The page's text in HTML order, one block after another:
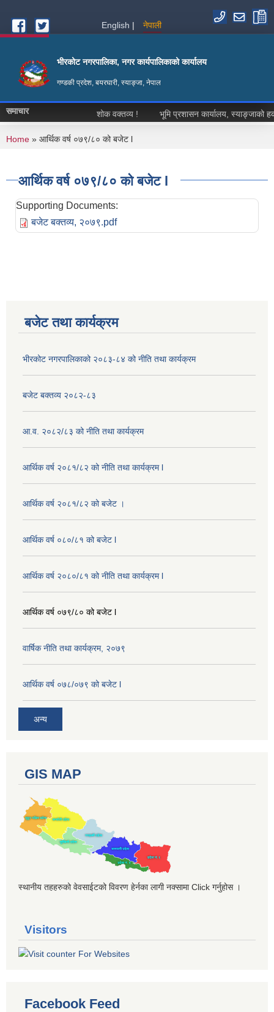
English
नेपाली
भीरकोट नगरपालिका, नगर कार्यपालिकाको कार्यालय
गण्डकी प्रदेश, बयरघारी, स्याङ्जा, नेपाल
समाचार शोक वक्तव्य ! भूमि प्रशासन कार्यालय, स्याङ्जाको
You are here
Home » आर्थिक वर्ष ०७९/८० को बजेट l
आर्थिक वर्ष ०७९/८० को बजेट l
Supporting Documents:
बजेट बक्तव्य, २०७९.pdf
बजेट तथा कार्यक्रम
भीरकोट नगरपालिकाको २०८३-८४ को नीति तथा कार्यक्रम
बजेट बक्तव्य २०८२-८३
आ.व. २०८२/८३ को नीति तथा कार्यक्रम
आर्थिक वर्ष २०८१/८२ को नीति तथा कार्यक्रम l
आर्थिक वर्ष २०८१/८२ को बजेट ।
आर्थिक वर्ष ०८०/८१ को बजेट l
आर्थिक वर्ष २०८०/८१ को नीति तथा कार्यक्रम l
आर्थिक वर्ष ०७९/८० को बजेट l
वार्षिक नीति तथा कार्यक्रम, २०७९
आर्थिक वर्ष ०७८/०७९ को बजेट l
अन्य
GIS MAP
स्थानीय तहहरुको वेवसाईटको विवरण हेर्नका लागी नक्सामा Click गर्नुहोस ।
Visitors
Facebook Feed